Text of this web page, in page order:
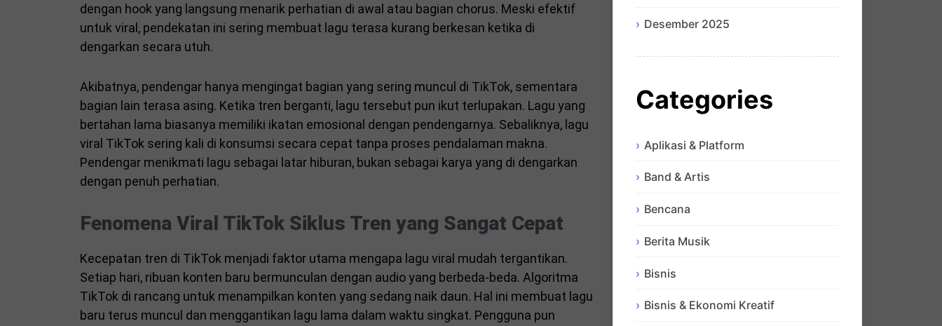
dengan hook yang langsung menarik perhatian di awal atau bagian chorus. Meski efektif
untuk viral, pendekatan ini sering membuat lagu terasa kurang berkesan ketika di
dengarkan secara utuh.
Akibatnya, pendengar hanya mengingat bagian yang sering muncul di TikTok, sementara
bagian lain terasa asing. Ketika tren berganti, lagu tersebut pun ikut terlupakan. Lagu yang
bertahan lama biasanya memiliki ikatan emosional dengan pendengarnya. Sebaliknya, lagu
viral TikTok sering kali di konsumsi secara cepat tanpa proses pendalaman makna.
Pendengar menikmati lagu sebagai latar hiburan, bukan sebagai karya yang di dengarkan
dengan penuh perhatian.
Fenomena Viral TikTok Siklus Tren yang Sangat Cepat
Kecepatan tren di TikTok menjadi faktor utama mengapa lagu viral mudah tergantikan.
Setiap hari, ribuan konten baru bermunculan dengan audio yang berbeda-beda. Algoritma
TikTok di rancang untuk menampilkan konten yang sedang naik daun. Hal ini membuat lagu
baru terus muncul dan menggantikan lagu lama dalam waktu singkat. Pengguna pun
Desember 2025
Categories
Aplikasi & Platform
Band & Artis
Bencana
Berita Musik
Bisnis
Bisnis & Ekonomi Kreatif